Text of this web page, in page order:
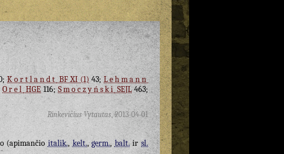
Kortlandt BF XI (1)43;Lehmann
OrelHGE 116;SmoczyńskiSEJL463;
Rinkevičius Vytautas,2013-04-01
(apimančioitalik.,kelt.,germ.,balt.irsl.